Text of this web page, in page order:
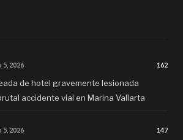
5, 2026 162
de hotel gravemente lesionada
accidente vial en Marina Vallarta
5, 2026 147